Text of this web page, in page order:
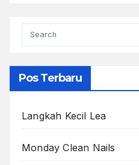
Pos Terbaru
Langkah Kecil Lea
Monday Clean Nails